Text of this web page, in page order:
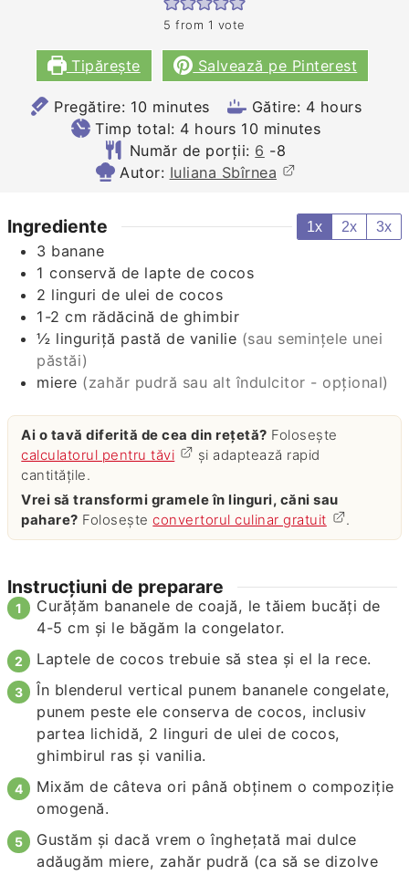
5 from 1 vote
Tipărește Salvează pe Pinterest
Pregătire: 10minutes
minutes Gătire: 4hours
hours
Timp total: 4hours
hours 10minutes
minutes
Număr de porții: 6 -8
Autor: Iuliana Sbîrnea
Ingrediente 1x 2x 3x
3 banane
1 conservă de lapte de cocos
2 linguri de ulei de cocos
1-2 cm rădăcină de ghimbir
½ linguriţă pastă de vanilie (sau seminţele unei
păstăi)
miere (zahăr pudră sau alt îndulcitor - opţional)
Ai o tavă diferită de cea din rețetă? Folosește
calculatorul pentru tăvi
și adaptează rapid
cantitățile.
Vrei să transformi gramele în linguri, căni sau
pahare? Foloseșteconvertorul culinar gratuit .
Instrucțiuni de preparare
Curăţăm bananele de coajă, le tăiem bucăţi de
4-5 cm şi le băgăm la congelator.
Laptele de cocos trebuie să stea şi el la rece.
În blenderul vertical punem bananele congelate,
punem peste ele conserva de cocos, inclusiv
partea lichidă, 2 linguri de ulei de cocos,
ghimbirul ras şi vanilia.
Mixăm de câteva ori până obţinem o compoziţie
omogenă.
Gustăm şi dacă vrem o îngheţată mai dulce
adăugăm miere, zahăr pudră (ca să se dizolve